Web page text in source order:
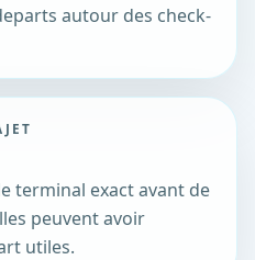
autour des check-
terminal exact avant de
peuvent avoir
utiles.